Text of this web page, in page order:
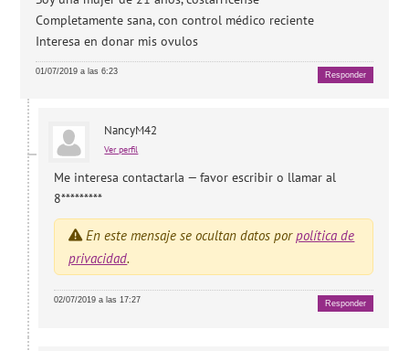
Completamente sana, con control médico reciente
Interesa en donar mis ovulos
01/07/2019 a las 6:23 Responder
NancyM42
Ver perfil
Me interesa contactarla — favor escribir o llamar al
8*********
En este mensaje se ocultan datos porpolítica de
privacidad.
02/07/2019 a las 17:27 Responder